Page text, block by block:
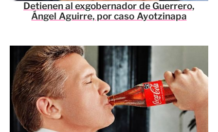
Detienen al exgobernador de Guerrero,
Ángel Aguirre, por caso Ayotzinapa